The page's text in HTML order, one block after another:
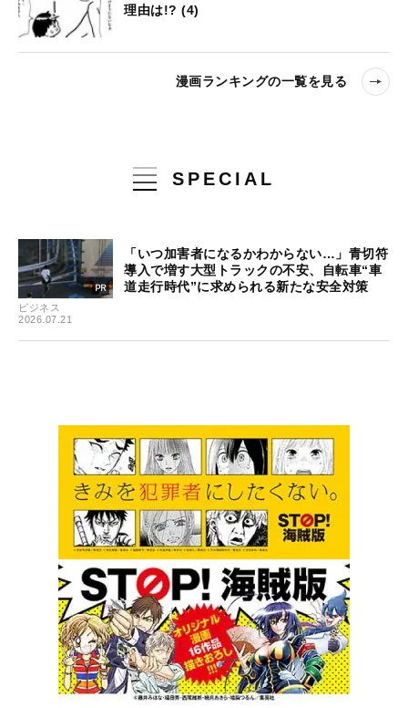
理由は!? (4)
漫画ランキングの一覧を見る
SPECIAL
ビジネス
2026.07.21
「いつ加害者になるかわからない…」青切符
導入で増す大型トラックの不安、自転車“車
道走行時代”に求められる新たな安全対策